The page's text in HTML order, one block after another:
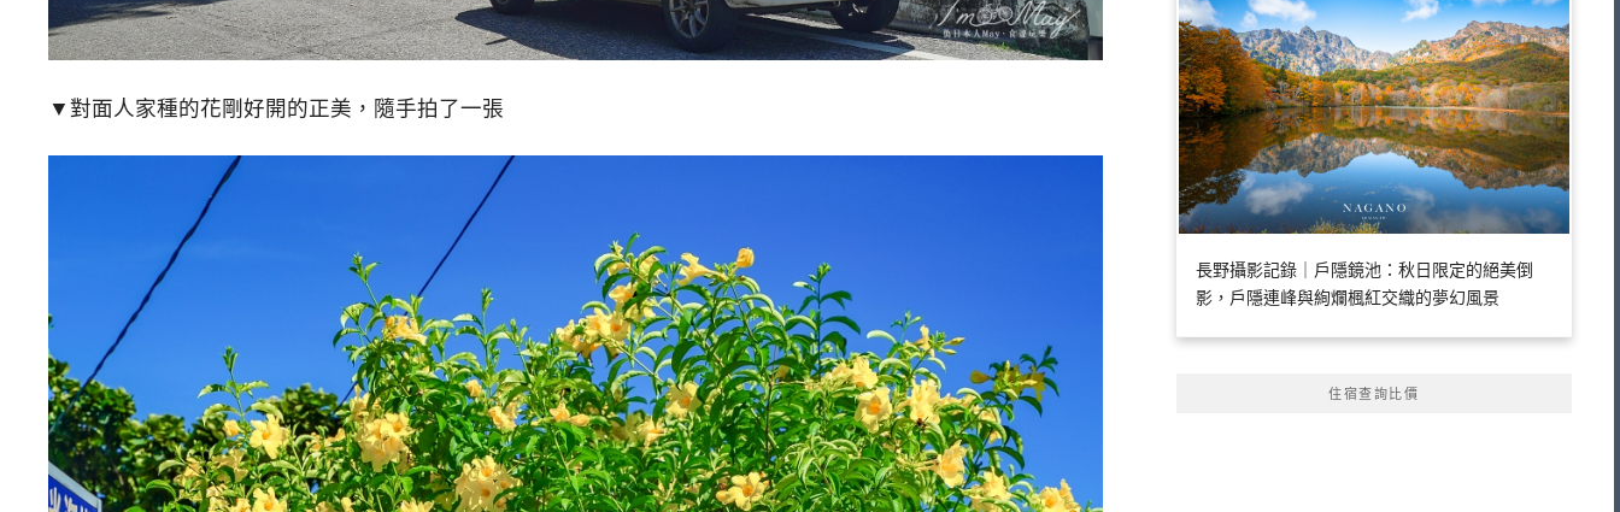
▼對面人家種的花剛好開的正美，隨手拍了一張
長野攝影記錄｜戶隱鏡池：秋日限定的絕美倒
影，戶隱連峰與絢爛楓紅交織的夢幻風景
住宿查詢比價